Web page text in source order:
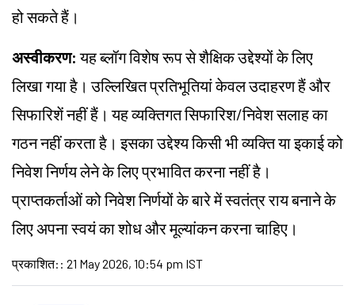
हो सकते हैं।
अस्वीकरण:यह ब्लॉग विशेष रूप से शैक्षिक उद्देश्यों के लिए
लिखा गया है। उल्लिखित प्रतिभूतियां केवल उदाहरण हैं और
सिफारिशें नहीं हैं। यह व्यक्तिगत सिफारिश/निवेश सलाह का
गठन नहीं करता है। इसका उद्देश्य किसी भी व्यक्ति या इकाई को
निवेश निर्णय लेने के लिए प्रभावित करना नहीं है।
प्राप्तकर्ताओं को निवेश निर्णयों के बारे में स्वतंत्र राय बनाने के
लिए अपना स्वयं का शोध और मूल्यांकन करना चाहिए।
प्रकाशित: : 21 May 2026, 10:54 pm IST